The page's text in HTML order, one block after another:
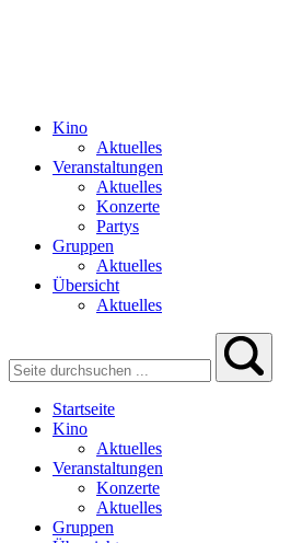
Kino
Aktuelles
Veranstaltungen
Aktuelles
Konzerte
Partys
Gruppen
Aktuelles
Übersicht
Aktuelles
Startseite
Kino
Aktuelles
Veranstaltungen
Konzerte
Aktuelles
Gruppen